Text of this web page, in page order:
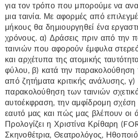
για τον τρόπο που μπορούμε να
μια ταινία. Με αφορμές από
μήκους θα δημιουργηθεί ένα
χρόνους. α) Δράσεις πριν από την
ταινιών που αφορούν έμφυλα
και αρχέτυπα της ατομικής
φύλου, β) κατά την παρακολούθηση
από ζητήματα κριτικής ανάλυσης, γ)
παρακολούθηση των ταινιών
αυτοέκφραση, την αμφίδρομη
εαυτό μας και πώς μας βλέπουν οι
Προλογίζει η Χριστίνα Κρίθαρη
Σκηνοθέτρια, Θεατρολόγος,